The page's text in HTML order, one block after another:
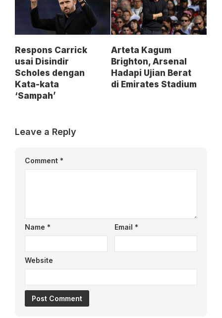
Respons Carrick
usai Disindir
Scholes dengan
Kata-kata
‘Sampah’
Arteta Kagum
Brighton, Arsenal
Hadapi Ujian Berat
di Emirates Stadium
Leave a Reply
Comment *
Name * Email *
Website